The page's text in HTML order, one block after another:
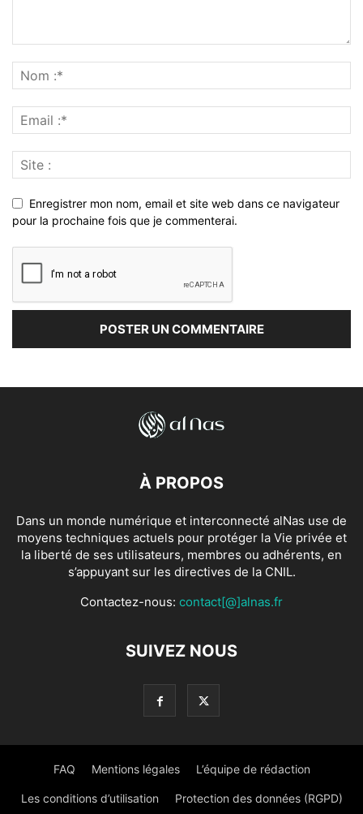
Enregistrer mon nom, email et site web dans ce navigateur
pour la prochaine fois que je commenterai.
À PROPOS
Dans un monde numérique et interconnecté alNas use de
moyens techniques actuels pour protéger la Vie privée et
la liberté de ses utilisateurs, membres ou adhérents, en
s’appuyant sur les directives de la CNIL.
Contactez-nous: contact[@]alnas.fr
SUIVEZ NOUS
FAQ Mentions légales L’équipe de rédaction
Les conditions d’utilisation Protection des données (RGPD)